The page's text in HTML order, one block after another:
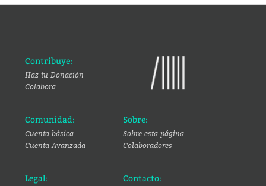
Contribuye:
Haz tu Donación
Colabora
Comunidad:
Cuenta básica
Cuenta Avanzada
Sobre:
Sobre esta página
Colaboradores
Legal: Contacto: